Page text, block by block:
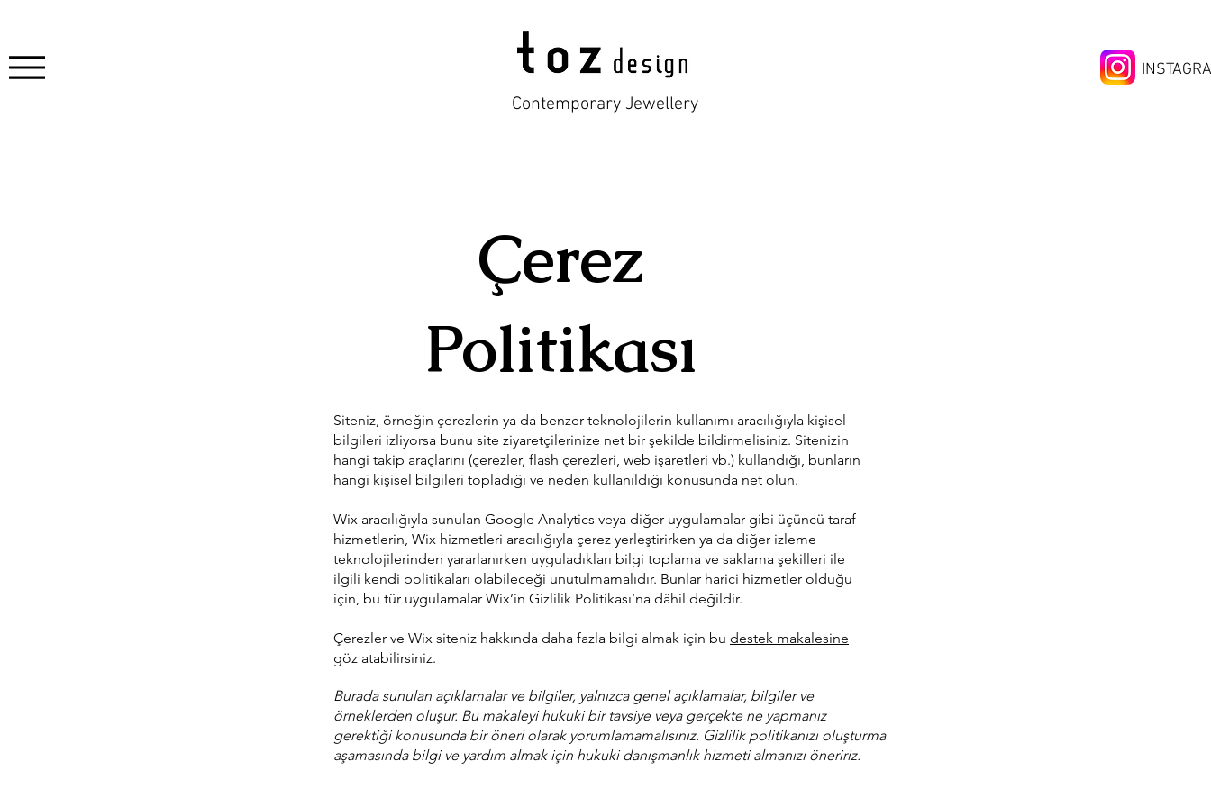
Contemporary Jewellery
Çerez
Politikası
Siteniz, örneğin çerezlerin ya da benzer teknolojilerin kullanımı aracılığıyla kişisel
bilgileri izliyorsa bunu site ziyaretçilerinize net bir şekilde bildirmelisiniz. Sitenizin
hangi takip araçlarını (çerezler, flash çerezleri, web işaretleri vb.) kullandığı, bunların
hangi kişisel bilgileri topladığı ve neden kullanıldığı konusunda net olun.
Wix aracılığıyla sunulan Google Analytics veya diğer uygulamalar gibi üçüncü taraf
hizmetlerin, Wix hizmetleri aracılığıyla çerez yerleştirirken ya da diğer izleme
teknolojilerinden yararlanırken uyguladıkları bilgi toplama ve saklama şekilleri ile
ilgili kendi politikaları olabileceği unutulmamalıdır. Bunlar harici hizmetler olduğu
için, bu tür uygulamalar Wix’in Gizlilik Politikası’na dâhil değildir.
Çerezler ve Wix siteniz hakkında daha fazla bilgi almak için bu destek makalesine
göz atabilirsiniz.
Burada sunulan açıklamalar ve bilgiler, yalnızca genel açıklamalar, bilgiler ve
örneklerden oluşur. Bu makaleyi hukuki bir tavsiye veya gerçekte ne yapmanız
gerektiği konusunda bir öneri olarak yorumlamamalısınız. Gizlilik politikanızı oluşturma
aşamasında bilgi ve yardım almak için hukuki danışmanlık hizmeti almanızı öneririz.